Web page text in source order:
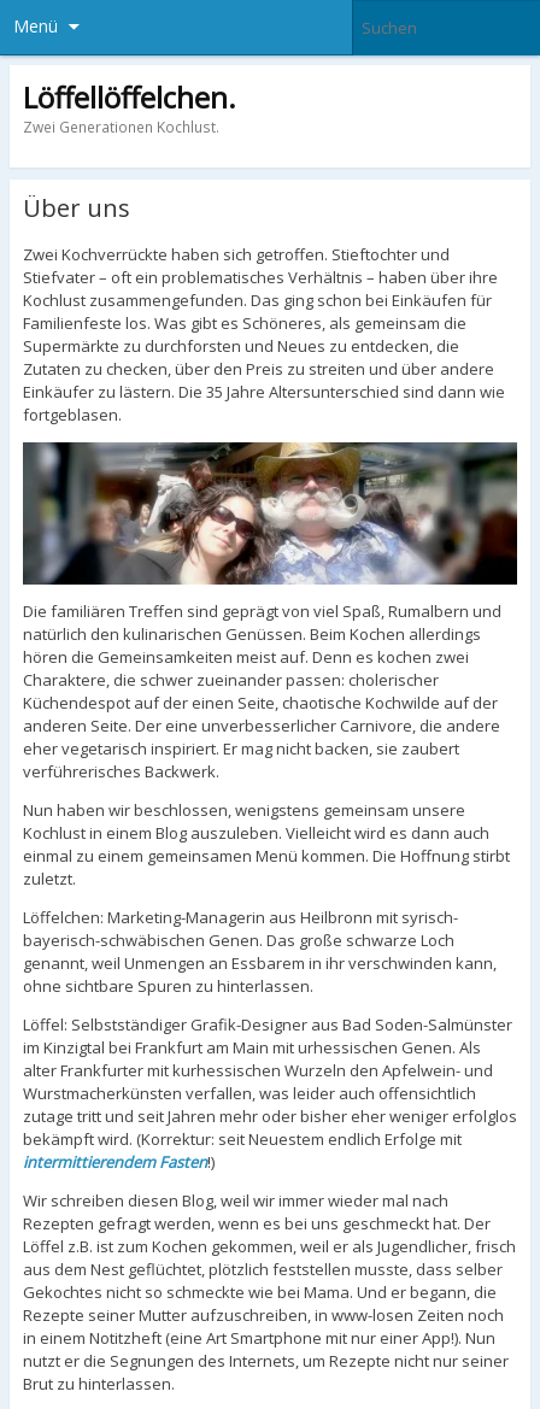
Menü
Löffellöffelchen.
Zwei Generationen Kochlust.
Über uns
Zwei Kochverrückte haben sich getroffen. Stieftochter und
Stiefvater – oft ein problematisches Verhältnis – haben über ihre
Kochlust zusammengefunden. Das ging schon bei Einkäufen für
Familienfeste los. Was gibt es Schöneres, als gemeinsam die
Supermärkte zu durchforsten und Neues zu entdecken, die
Zutaten zu checken, über den Preis zu streiten und über andere
Einkäufer zu lästern. Die 35 Jahre Altersunterschied sind dann wie
fortgeblasen.
Die familiären Treffen sind geprägt von viel Spaß, Rumalbern und
natürlich den kulinarischen Genüssen. Beim Kochen allerdings
hören die Gemeinsamkeiten meist auf. Denn es kochen zwei
Charaktere, die schwer zueinander passen: cholerischer
Küchendespot auf der einen Seite, chaotische Kochwilde auf der
anderen Seite. Der eine unverbesserlicher Carnivore, die andere
eher vegetarisch inspiriert. Er mag nicht backen, sie zaubert
verführerisches Backwerk.
Nun haben wir beschlossen, wenigstens gemeinsam unsere
Kochlust in einem Blog auszuleben. Vielleicht wird es dann auch
einmal zu einem gemeinsamen Menü kommen. Die Hoffnung stirbt
zuletzt.
Löffelchen: Marketing-Managerin aus Heilbronn mit syrisch-
bayerisch-schwäbischen Genen. Das große schwarze Loch
genannt, weil Unmengen an Essbarem in ihr verschwinden kann,
ohne sichtbare Spuren zu hinterlassen.
Löffel: Selbstständiger Grafik-Designer aus Bad Soden-Salmünster
im Kinzigtal bei Frankfurt am Main mit urhessischen Genen. Als
alter Frankfurter mit kurhessischen Wurzeln den Apfelwein- und
Wurstmacherkünsten verfallen, was leider auch offensichtlich
zutage tritt und seit Jahren mehr oder bisher eher weniger erfolglos
bekämpft wird. (Korrektur: seit Neuestem endlich Erfolge mit
intermittierendem Fasten!)
Wir schreiben diesen Blog, weil wir immer wieder mal nach
Rezepten gefragt werden, wenn es bei uns geschmeckt hat. Der
Löffel z.B. ist zum Kochen gekommen, weil er als Jugendlicher, frisch
aus dem Nest geflüchtet, plötzlich feststellen musste, dass selber
Gekochtes nicht so schmeckte wie bei Mama. Und er begann, die
Rezepte seiner Mutter aufzuschreiben, in www-losen Zeiten noch
in einem Notitzheft (eine Art Smartphone mit nur einer App!). Nun
nutzt er die Segnungen des Internets, um Rezepte nicht nur seiner
Brut zu hinterlassen.